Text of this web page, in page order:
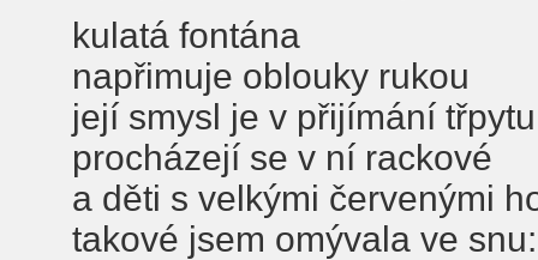
kulatá fontána
napřimuje oblouky rukou
její smysl je v přijímání třpytu
procházejí se v ní rackové
a děti s velkými červenými
takové jsem omývala ve